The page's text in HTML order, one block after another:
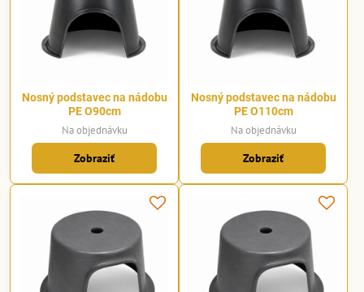
Nosný podstavec na nádobu
PE O90cm
Na objednávku
Zobraziť
Nosný podstavec na nádobu
PE O110cm
Na objednávku
Zobraziť